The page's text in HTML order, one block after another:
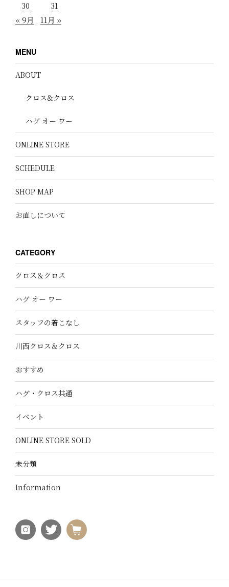
30
31
« 9月 11月 »
MENU
ABOUT
クロス&クロス
ハグ オー ワー
ONLINE STORE
SCHEDULE
SHOP MAP
お直しについて
CATEGORY
クロス＆クロス
ハグ オー ワー
スタッフの着こなし
川西クロス＆クロス
おすすめ
ハグ・クロス共通
イベント
ONLINE STORE SOLD
未分類
Information